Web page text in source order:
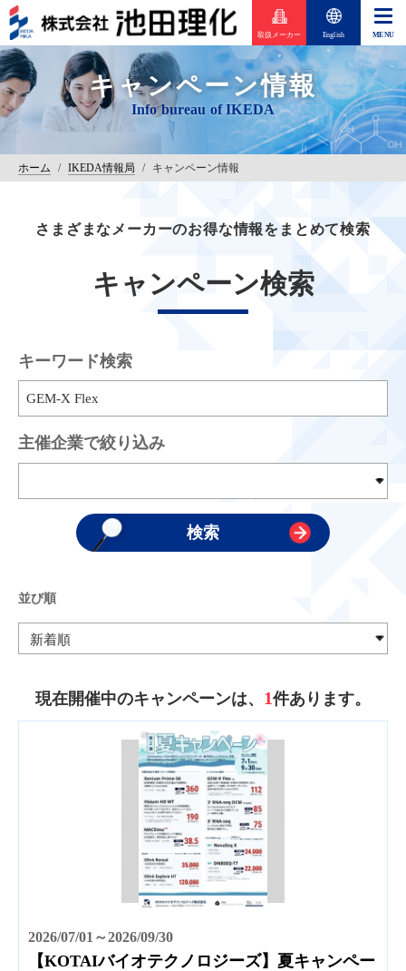
取扱メーカー English
キャンペーン情報
ホーム / IKEDA情報局 / キャンペーン情報
さまざまなメーカーのお得な情報をまとめて検索
キャンペーン検索
キーワード検索
主催企業で絞り込み
並び順
現在開催中のキャンペーンは、 1件あります。
2026/07/01～2026/09/30
【KOTAIバイオテクノロジーズ】夏キャンペー